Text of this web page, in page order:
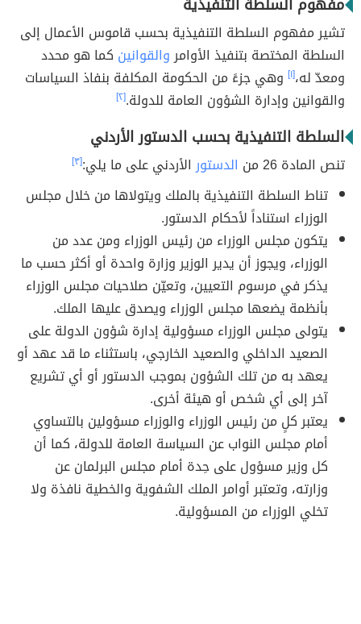
تشير مفهوم السلطة التنفيذية بحسب قاموس الأعمال إلى
السلطة المختصة بتنفيذ الأوامروالقوانين كما هو محدد
ومعدّ له،[١] وهي جزءً من الحكومة المكلفة بنفاذ السياسات
والقوانين وإدارة الشؤون العامة للدولة.[٢]
السلطة التنفيذية بحسب الدستور الأردني
تنص المادة 26 من الدستورالأردني على ما يلي:[٣]
تناط السلطة التنفيذية بالملك ويتولاها من خلال مجلس
الوزراء استناداً لأحكام الدستور.
يتكون مجلس الوزراء من رئيس الوزراء ومن عدد من
الوزراء، ويجوز أن يدير الوزير وزارة واحدة أو أكثر حسب ما
يذكر في مرسوم التعيين، وتعيّن صلاحيات مجلس الوزراء
بأنظمة يضعها مجلس الوزراء ويصدق عليها الملك.
يتولى مجلس الوزراء مسؤولية إدارة شؤون الدولة على
الصعيد الداخلي والصعيد الخارجي، باستثناء ما قد عهد أو
يعهد به من تلك الشؤون بموجب الدستور أو أي تشريع
آخر إلى أي شخص أو هيئة أخرى.
يعتبر كلٍ من رئيس الوزراء والوزراء مسؤولين بالتساوي
أمام مجلس النواب عن السياسة العامة للدولة، كما أن
كل وزير مسؤول على حِدة أمام مجلس البرلمان عن
وزارته، وتعتبر أوامر الملك الشفوية والخطية نافذة ولا
تخلي الوزراء من المسؤولية.